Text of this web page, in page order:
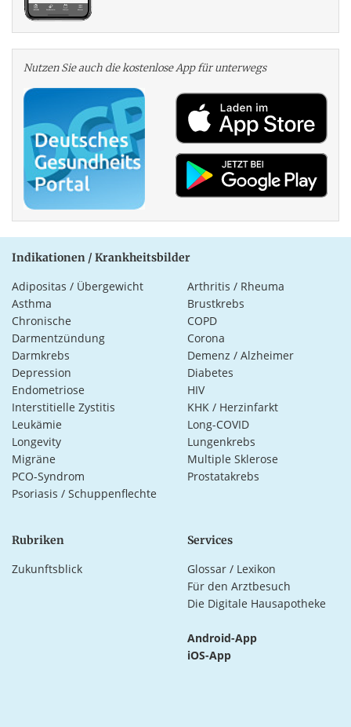
Nutzen Sie auch die kosten­lose App für unterwegs
Indikationen / Krankheitsbilder
Adipositas / Übergewicht
Arthritis / Rheuma
Asthma
Brustkrebs
Chronische
Darmentzündung
COPD
Corona
Darmkrebs
Demenz / Alzheimer
Depression
Diabetes
Endometriose
HIV
Interstitielle Zystitis
KHK / Herzinfarkt
Leukämie
Long-COVID
Longevity
Lungenkrebs
Migräne
Multiple Sklerose
PCO-Syndrom
Prostatakrebs
Psoriasis / Schuppenflechte
Rubriken
Zukunftsblick
Services
Glossar / Lexikon
Für den Arztbesuch
Die Digitale Hausapotheke
Android-App
iOS-App